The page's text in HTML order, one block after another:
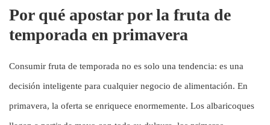
Por qué apostar por la fruta de
temporada en primavera
Consumir fruta de temporada no es solo una tendencia: es una
decisión inteligente para cualquier negocio de alimentación. En
primavera, la oferta se enriquece enormemente. Los albaricoques